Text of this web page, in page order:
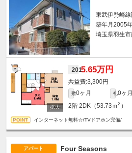
東武伊勢崎線
築年月2005
埼玉県羽生
2015.65万円
3,300円
敷0ヶ月 礼0ヶ月
2階 2DK（53.73ｍ2 ）
インターネット無料☆/TVドアホン完備/
アパート Four Seasons